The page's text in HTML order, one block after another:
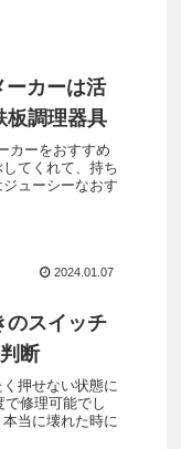
ーカーは活
調理器具
カーをおすすめ
てくれて、持ち
ューシーなおす
2024.01.07
のスイッチ
断
押せない状態に
修理可能でし
当に壊れた時に